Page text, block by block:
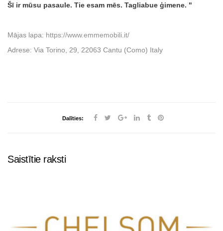
Šī ir mūsu pasaule. Tie esam mēs. Tagliabue ģimene.
Mājas lapa: https://www.emmemobili.it/
Adrese: Via Torino, 29, 22063 Cantu (Como) Italy
Dalīties:
Saistītie raksti